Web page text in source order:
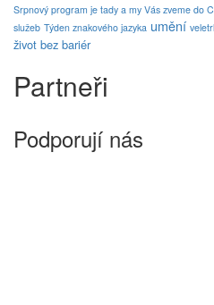
Srpnový program je tady a my Vás zveme do
služeb Týden znakového jazyka umění
život bez bariér
Partneři
Podporují nás